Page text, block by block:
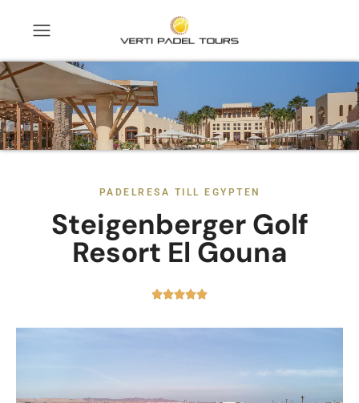
PADELRESA TILL EGYPTEN
Steigenberger Golf
Resort El Gouna